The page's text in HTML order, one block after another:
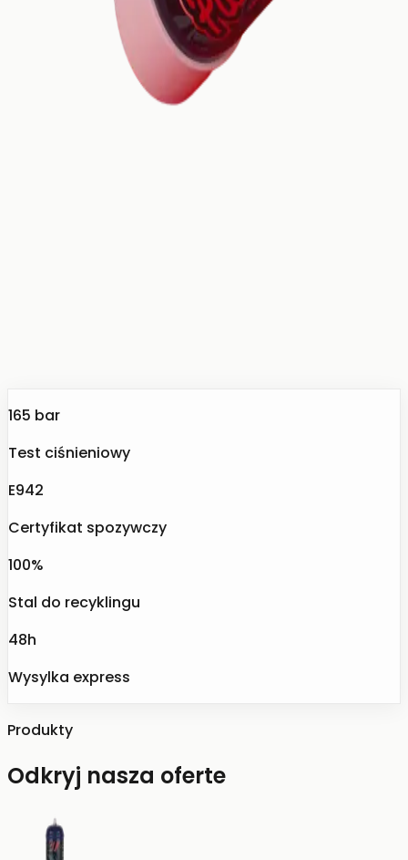
165 bar
Test ciśnieniowy
E942
Certyfikat spozywczy
100%
Stal do recyklingu
48h
Wysylka express
Produkty
Odkryj nasza oferte